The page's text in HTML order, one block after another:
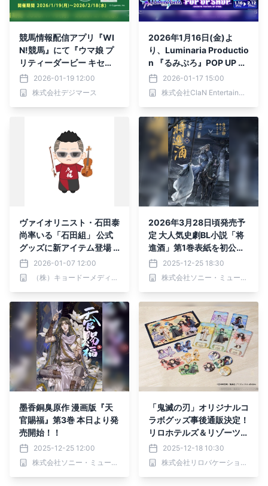
競馬情報配信アプリ『WI
N!競馬』にて『ウマ娘 プ
リティーダービー キセ
キ』グッズが当たる【ウマ
娘 キセキ・オリジナルビ
ッグアクリルスタンドプレ
2026-01-19 12:00
株式会社デジマース
2026年1月16日(金)よ
り、Luminaria Productio
n 『るみぷろ』POP UP S
HOPがSHIBUYA TSUTAY
A 6階 IP書店で開催決
定！！
2026-01-17 15:00
株式会社ClaN Entertainment
ヴァイオリニスト・石田泰
尚率いる「石田組」 公式
グッズに新アイテム登場 2
026年1月9日（金）より
販売開始
2026-01-07 12:00
（株）キョードーメディアス
2026年3月28日頃発売予
定 大人気史劇BL小説「将
進酒」第1巻表紙を初公
開！2025-12-25 18:30
株式会社ソニー・ミュージックソリューションズ
墨香銅臭原作 漫画版『天
官賜福』第3巻 本日より発
売開始！！
2025-12-25 12:00
株式会社ソニー・ミュージックソリューションズ
「鬼滅の刃」オリジナルコ
ラボグッズ事後通販決定！
リロホテルズ＆リゾーツ×
アニメ「鬼滅の刃」｜202
5年12月19日～
2025-12-18 10:30
株式会社リロバケーションズ